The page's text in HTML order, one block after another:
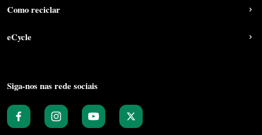
Como reciclar
eCycle
Siga-nos nas rede sociais